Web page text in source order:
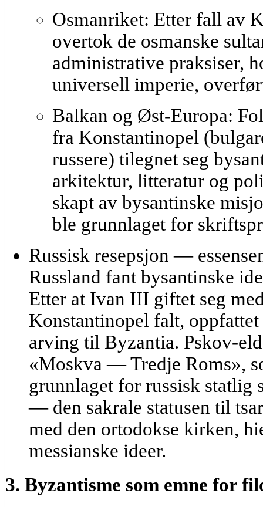
Osmanriket: Etter fall av
overtok de osmanske
administrative praksiser,
universell imperie,
Balkan og Øst-Europa:
fra Konstantinopel
russere) tilegnet seg
arkitektur, litteratur og
skapt av bysantinske
ble grunnlaget for
Russisk resepsjon —
Russland fant bysantinske
Etter at Ivan III giftet seg
Konstantinopel falt,
arving til Byzantia. Pskov-
«Moskva — Tredje Roms»,
grunnlaget for russisk statlig
— den sakrale statusen til
med den ortodokse kirken,
messianske ideer.
3. Byzantisme som emne for